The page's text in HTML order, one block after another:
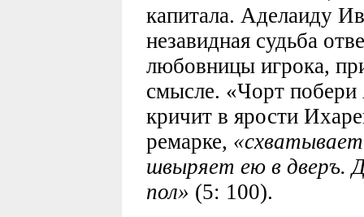
капитала. Аделаиду
незавидная судьба
любовницы игрока,
смысле. «Чорт
кричит в ярости
ремарке,
швыряет ею в дверъ.
пол» (5: 100).